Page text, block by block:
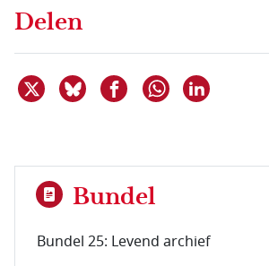
Delen
Deel dit item op X
Deel dit item op Bluesky
Deel dit item op
Delen via
Bundel
Bundel 25: Levend archief